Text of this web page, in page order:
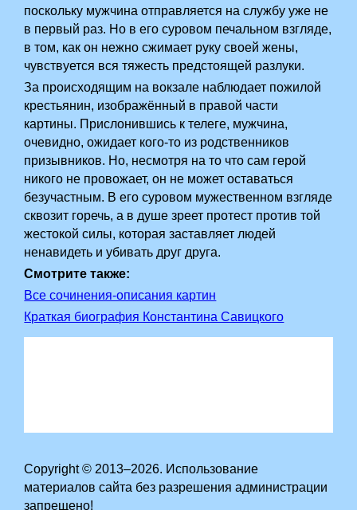
поскольку мужчина отправляется на службу уже не
в первый раз. Но в его суровом печальном взгляде,
в том, как он нежно сжимает руку своей жены,
чувствуется вся тяжесть предстоящей разлуки.
За происходящим на вокзале наблюдает пожилой
крестьянин, изображённый в правой части
картины. Прислонившись к телеге, мужчина,
очевидно, ожидает кого-то из родственников
призывников. Но, несмотря на то что сам герой
никого не провожает, он не может оставаться
безучастным. В его суровом мужественном взгляде
сквозит горечь, а в душе зреет протест против той
жестокой силы, которая заставляет людей
ненавидеть и убивать друг друга.
Смотрите также:
Все сочинения-описания картин
Краткая биография Константина Савицкого
Copyright © 2013–2026. Использование
материалов сайта без разрешения администрации
запрещено!